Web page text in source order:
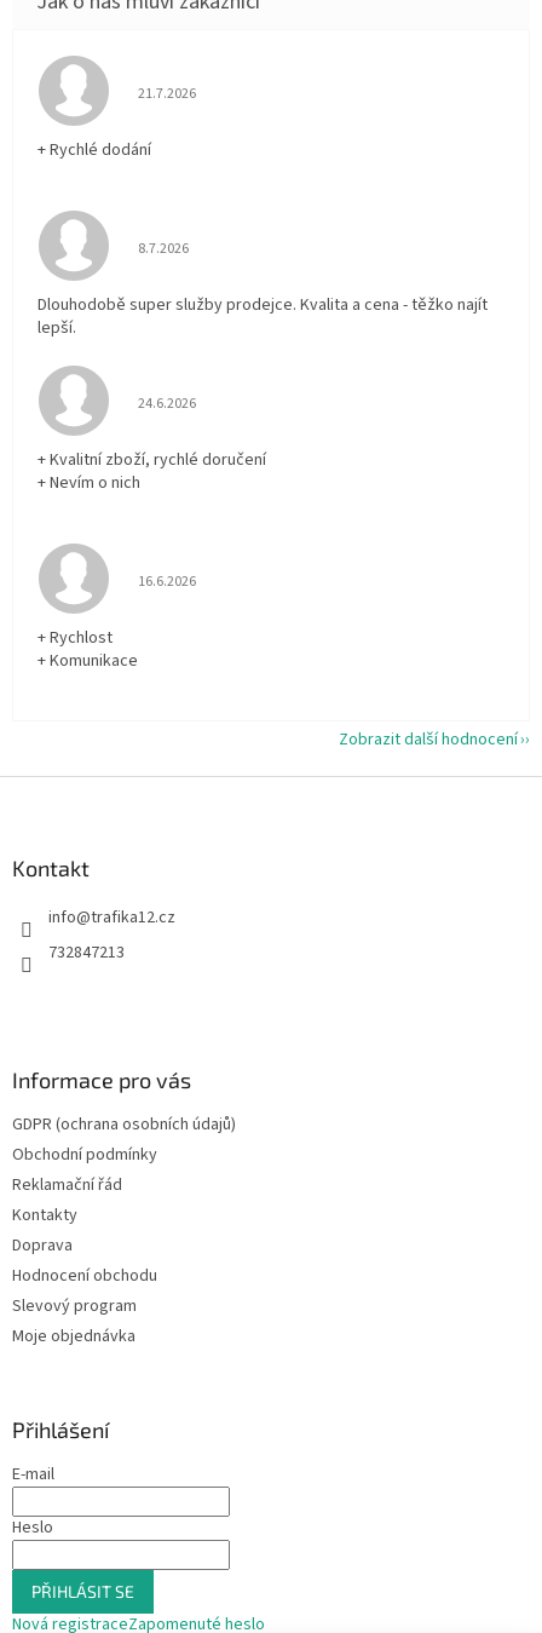
Hodnocení obchodu je 5 z 5 hvězdiček.
21.7.2026
+ Rychlé dodání
Hodnocení obchodu je 5 z 5 hvězdiček.
8.7.2026
Dlouhodobě super služby prodejce. Kvalita a cena - těžko najít
lepší.
Hodnocení obchodu je 5 z 5 hvězdiček.
24.6.2026
+ Kvalitní zboží, rychlé doručení
+ Nevím o nich
Hodnocení obchodu je 5 z 5 hvězdiček.
16.6.2026
+ Rychlost
+ Komunikace
Zobrazit další hodnocení
Kontakt
info@trafika12.cz
732847213
Informace pro vás
GDPR (ochrana osobních údajů)
Obchodní podmínky
Reklamační řád
Kontakty
Doprava
Hodnocení obchodu
Slevový program
Moje objednávka
Přihlášení
E-mail
Heslo
PŘIHLÁSIT SE
Nová registraceZapomenuté heslo